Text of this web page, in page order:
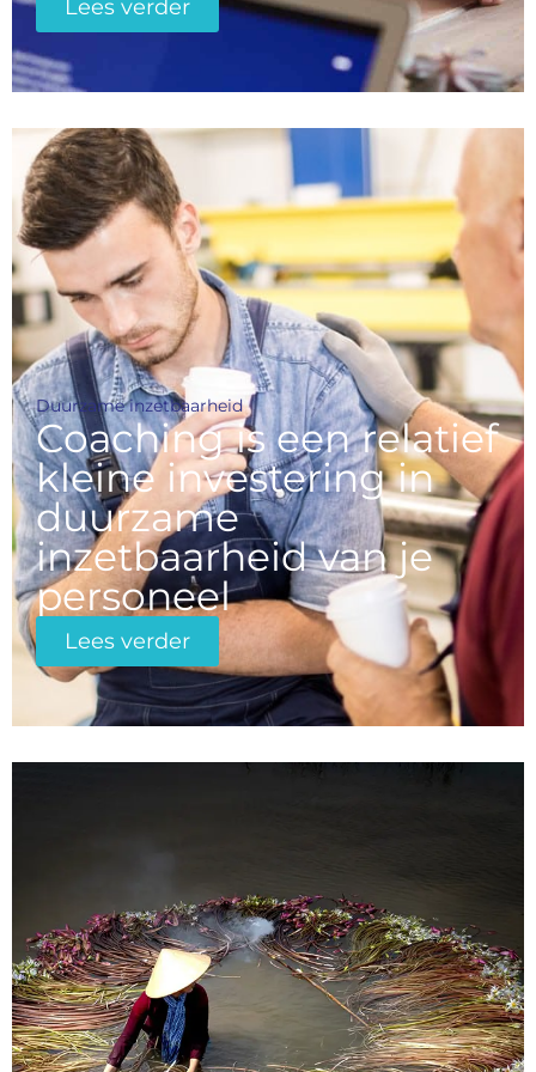
Lees verder
Duurzame inzetbaarheid
Coaching is een relatief
kleine investering in
duurzame
inzetbaarheid van je
personeel
Lees verder